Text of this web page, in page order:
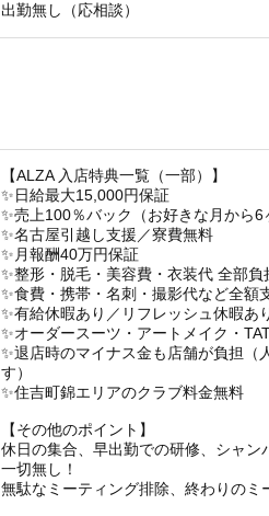
出勤無し（応相談）
【ALZA 入店特典一覧（一部）】
✨日給最大15,000円保証
✨売上100％バック（お好きな月から6
✨名古屋引越し支援／寮費無料
✨月報酬40万円保証
✨整形・脱毛・美容費・衣装代 全部負
✨食費・携帯・名刺・撮影代など全額
✨有給休暇あり／リフレッシュ休暇あ
✨オーダースーツ・アートメイク・
✨退店時のマイナス金も店舗が負担（
す）
✨住吉町錦エリアのクラブ料金無料
【その他のポイント】
休日の集合、早出勤での研修、シャ
一切無し！
無駄なミーティング排除、終わりのミ